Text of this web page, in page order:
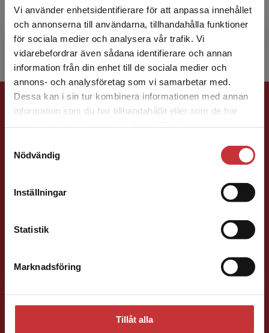
Vi använder enhetsidentifierare för att anpassa innehållet
och annonserna till användarna, tillhandahålla funktioner
för sociala medier och analysera vår trafik. Vi
vidarebefordrar även sådana identifierare och annan
information från din enhet till de sociala medier och
annons- och analysföretag som vi samarbetar med.
Dessa kan i sin tur kombinera informationen med annan
information som du har tillhandahållit eller som de har
Nödvändig
Inställningar
Statistik
Marknadsföring
Tillåt alla
Begränsad fraktregion
Det verkar som att du besöker
studentlitteratur.se via en enhet utanför Sverige.
Vi erbjuder inte leveranser utanför Sverige. För
att kunna slutföra ett köp måste
tidigare skrivit böcker som Bra skrivet Väl talat.
Handledning i skrivande och praktisk retorik (2...
Förlagskontakt